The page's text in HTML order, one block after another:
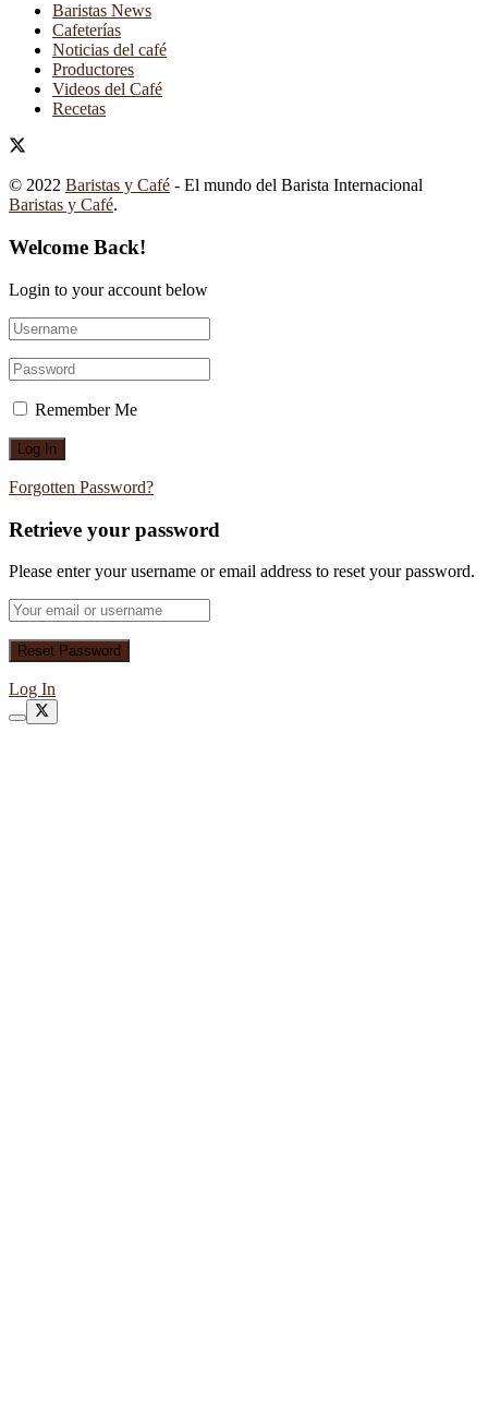
Baristas News
Cafeterías
Noticias del café
Productores
Videos del Café
Recetas
© 2022 Baristas y Café - El mundo del Barista Internacional
Baristas y Café.
Welcome Back!
Login to your account below
Remember Me
Forgotten Password?
Retrieve your password
Please enter your username or email address to reset your password.
Log In